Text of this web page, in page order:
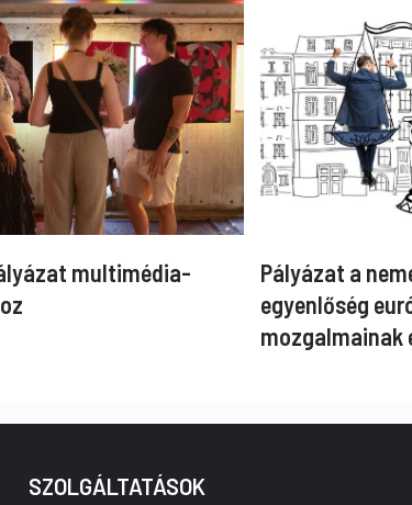
multimédia-
Pályázat a
egyenlőség
mozgalmainak
SZOLGÁLTATÁSOK